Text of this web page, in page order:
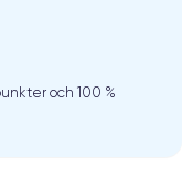
och 100 %